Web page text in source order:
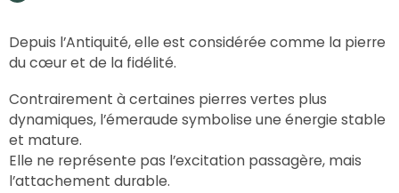
Depuis l’Antiquité, elle est considérée comme la pierre
du cœur et de la fidélité.
Contrairement à certaines pierres vertes plus
dynamiques, l’émeraude symbolise une énergie stable
et mature.
Elle ne représente pas l’excitation passagère, mais
l’attachement durable.